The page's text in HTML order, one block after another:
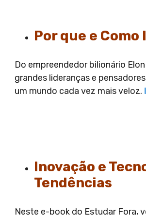
Por que e Como
Do empreendedor bilionário
grandes lideranças e
um mundo cada vez mais veloz.
Inovação e
Tendências
Neste e-book do Estudar Fora,